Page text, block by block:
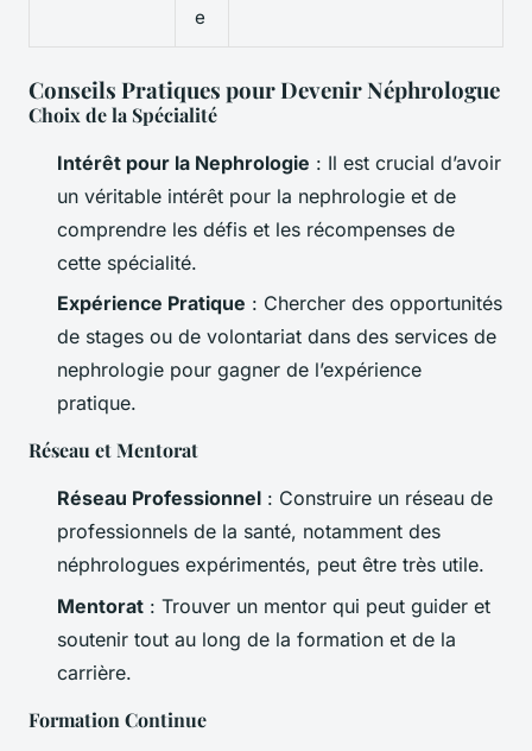
e
Conseils Pratiques pour Devenir Néphrologue
Choix de la Spécialité
Intérêt pour la Nephrologie : Il est crucial d’avoir
un véritable intérêt pour la nephrologie et de
comprendre les défis et les récompenses de
cette spécialité.
Expérience Pratique : Chercher des opportunités
de stages ou de volontariat dans des services de
nephrologie pour gagner de l’expérience
pratique.
Réseau et Mentorat
Réseau Professionnel : Construire un réseau de
professionnels de la santé, notamment des
néphrologues expérimentés, peut être très utile.
Mentorat : Trouver un mentor qui peut guider et
soutenir tout au long de la formation et de la
carrière.
Formation Continue